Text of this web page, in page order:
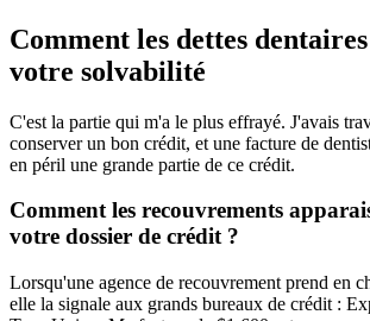
Comment les dettes
votre solvabilité
C'est la partie qui m'a le plus effrayé. J'avais
conserver un bon crédit, et une facture de
en péril une grande partie de ce crédit.
Comment les recouvrements
votre dossier de crédit ?
Lorsqu'une agence de recouvrement prend en
elle la signale aux grands bureaux de crédit :